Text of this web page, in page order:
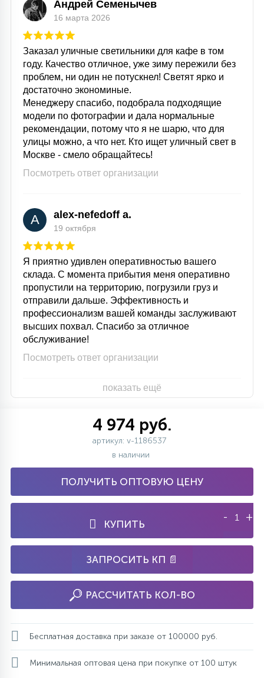
Андрей Семенычев
16 марта 2026
Заказал уличные светильники для кафе в том
году. Качество отличное, уже зиму пережили без
проблем, ни один не потускнел! Светят ярко и
достаточно экономиные.
Менеджеру спасибо, подобрала подходящие
модели по фотографии и дала нормальные
рекомендации, потому что я не шарю, что для
улицы можно, а что нет. Кто ищет уличный свет в
Москве - смело обращайтесь!
Посмотреть ответ организации
A alex-nefedoff a.
19 октября
Я приятно удивлен оперативностью вашего
склада. С момента прибытия меня оперативно
пропустили на территорию, погрузили груз и
отправили дальше. Эффективность и
профессионализм вашей команды заслуживают
высших похвал. Спасибо за отличное
обслуживание!
Посмотреть ответ организации
показать ещё
4 974 руб.
артикул: v-1186537
в наличии
ПОЛУЧИТЬ ОПТОВУЮ ЦЕНУ
КУПИТЬ
- +
ЗАПРОСИТЬ КП 📄
РАССЧИТАТЬ КОЛ-ВО
Бесплатная доставка при заказе от 100000 руб.
Минимальная оптовая цена при покупке от 100 штук